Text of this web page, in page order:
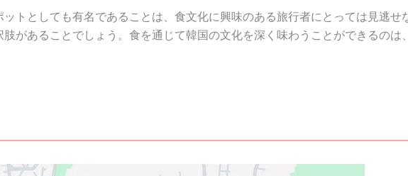
トとしても有名であることは、食文化に興味のある旅行者にとっては見逃
があることでしょう。食を通じて韓国の文化を深く味わうことができるのは